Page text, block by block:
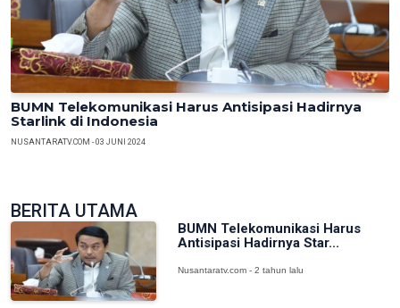
BUMN Telekomunikasi Harus Antisipasi Hadirnya
Starlink di Indonesia
NUSANTARATV.COM - 03 JUNI 2024
Previous Next
BERITA UTAMA
BUMN Telekomunikasi Harus
Antisipasi Hadirnya Star...
Nusantaratv.com - 2 tahun lalu